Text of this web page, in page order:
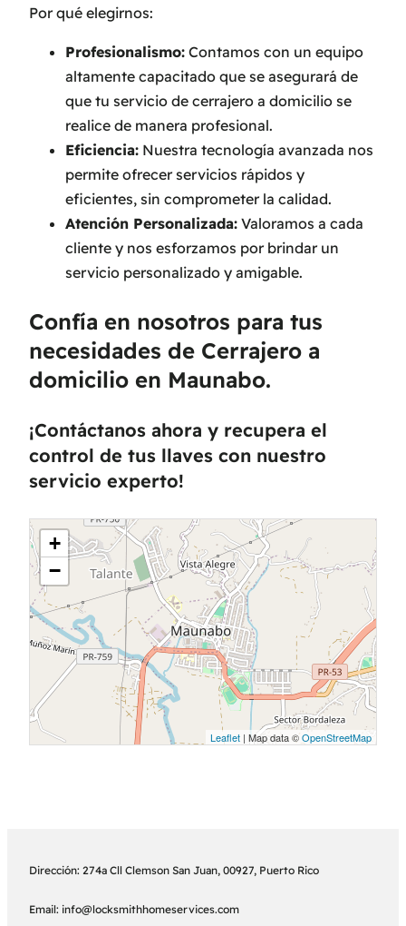
Por qué elegirnos:
Profesionalismo: Contamos con un equipo
altamente capacitado que se asegurará de
que tu servicio de cerrajero a domicilio se
realice de manera profesional.
Eficiencia: Nuestra tecnología avanzada nos
permite ofrecer servicios rápidos y
eficientes, sin comprometer la calidad.
Atención Personalizada: Valoramos a cada
cliente y nos esforzamos por brindar un
servicio personalizado y amigable.
Confía en nosotros para tus
necesidades de Cerrajero a
domicilio en Maunabo.
¡Contáctanos ahora y recupera el
control de tus llaves con nuestro
servicio experto!
+
−
Leaflet | Map data ©OpenStreetMap
Dirección: 274a Cll Clemson San Juan, 00927, Puerto Rico
Email: info@locksmithhomeservices.com